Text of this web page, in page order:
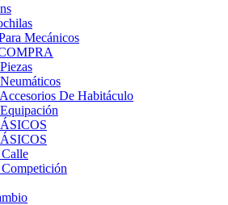
Mecánicos
De Habitáculo